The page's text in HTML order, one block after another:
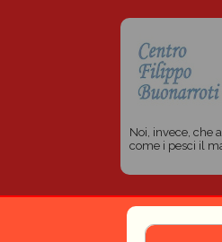
Noi, invece, che
come i pesci il